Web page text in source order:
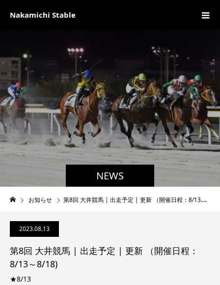
Nakamichi Stable
NEWS
お知らせ 第8回 大井競馬 | 出走予定 | 更新 （開催日程：8/13～8/18)
2023.08.13
第8回 大井競馬 | 出走予定 | 更新 （開催日程：
8/13～8/18)
★8/13